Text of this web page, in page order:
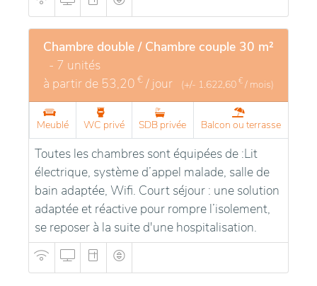
Chambre double / Chambre couple 30 m²
- 7 unités
à partir de 53,20 € / jour (+/- 1.622,60 € / mois)
Meublé WC privé SDB privée Balcon ou terrasse
Toutes les chambres sont équipées de :Lit
électrique, système d’appel malade, salle de
bain adaptée, Wifi. Court séjour : une solution
adaptée et réactive pour rompre l’isolement,
se reposer à la suite d'une hospitalisation.